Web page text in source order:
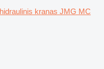
kranas JMG MC